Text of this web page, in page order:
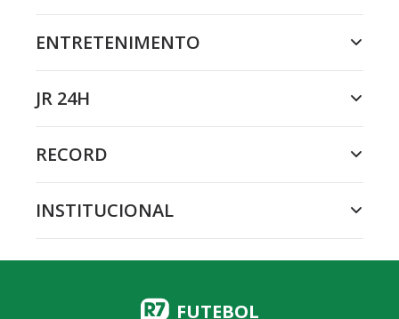
ENTRETENIMENTO
JR 24H
RECORD
INSTITUCIONAL
FUTEBOL